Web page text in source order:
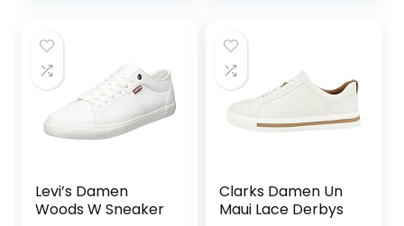
Levi’s Damen
Woods W Sneaker
Clarks Damen Un
Maui Lace Derbys